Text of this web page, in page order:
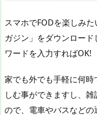
スマホでFODを楽しみ
ガジン」をダウンロー
ワードを入力すればOK!
家でも外でも手軽に何
しむ事ができますし、
ので、電車やバスなどの